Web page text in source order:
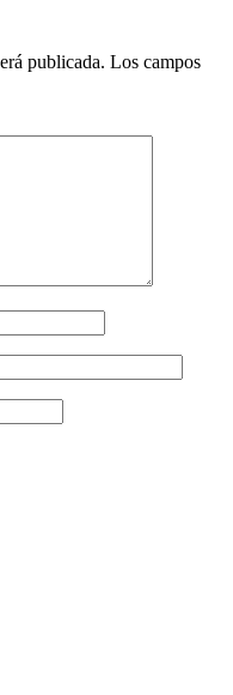
publicada. Los campos